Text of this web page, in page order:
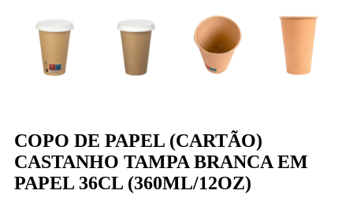
COPO DE PAPEL (CARTÃO)
CASTANHO TAMPA BRANCA EM
PAPEL 36CL (360ML/12OZ)